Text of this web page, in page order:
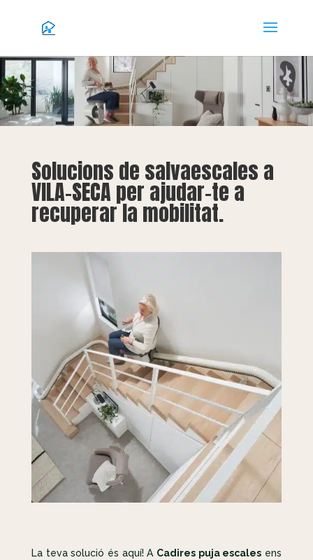
Solucions de salvaescales a
VILA-SECA per ajudar-te a
recuperar la mobilitat.
La teva solució és aquí! A Cadires puja escales ens